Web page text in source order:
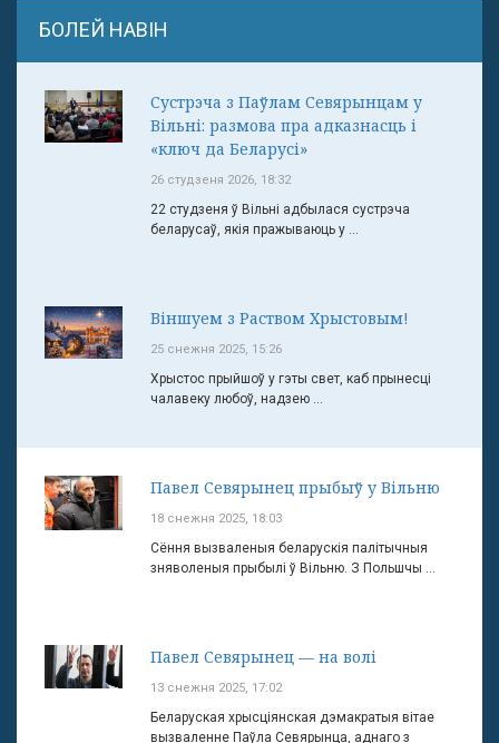
БОЛЕЙ НАВІН
Сустрэча з Паўлам Севярынцам у
Вільні: размова пра адказнасць і
«ключ да Беларусі»
26 студзеня 2026, 18:32
22 студзеня ў Вільні адбылася сустрэча
беларусаў, якія пражываюць у ...
Віншуем з Раством Хрыстовым!
25 снежня 2025, 15:26
Хрыстос прыйшоў у гэты свет, каб прынесці
чалавеку любоў, надзею ...
Павел Севярынец прыбыў у Вільню
18 снежня 2025, 18:03
Сёння вызваленыя беларускія палітычныя
зняволеныя прыбылі ў Вільню. З Польшчы ...
Павел Севярынец — на волі
13 снежня 2025, 17:02
Беларуская хрысціянская дэмакратыя вітае
вызваленне Паўла Севярынца, аднаго з